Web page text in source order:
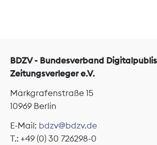
BDZV - Bundesverband
Zeitungsverleger e.V.
Markgrafenstraße 15
10969 Berlin
E-Mail: bdzv@bdzv.de
T.: +49 (0) 30 726298-0